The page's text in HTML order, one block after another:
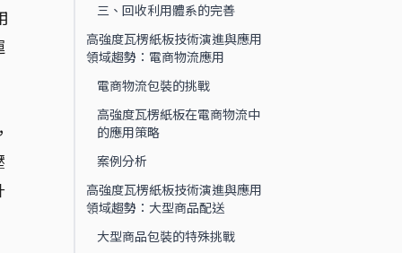
三、回收利用體系的完善
高強度瓦楞紙板技術演進與應用
領域趨勢：電商物流應用
電商物流包裝的挑戰
高強度瓦楞紙板在電商物流中
的應用策略
案例分析
高強度瓦楞紙板技術演進與應用
領域趨勢：大型商品配送
大型商品包裝的特殊挑戰